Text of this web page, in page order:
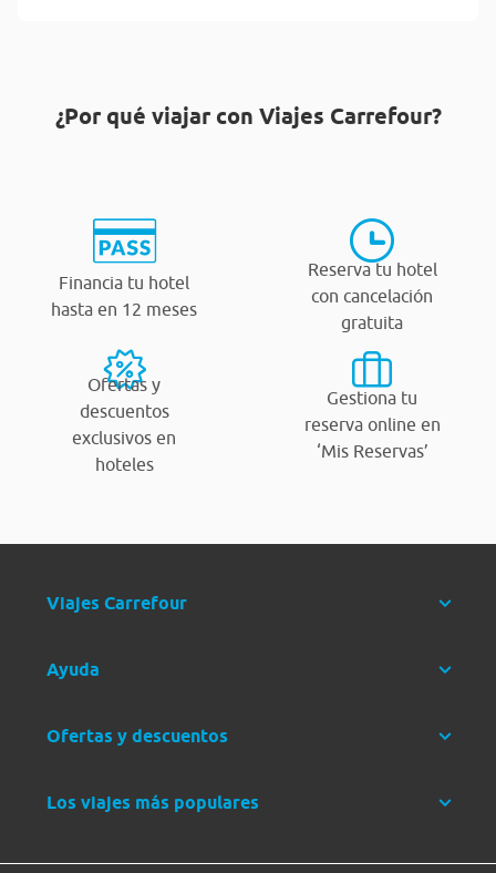
¿Por qué viajar con Viajes Carrefour?
Financia tu hotel
hasta en 12 meses
Reserva tu hotel
con cancelación
gratuita
Ofertas y
descuentos
exclusivos en
hoteles
Gestiona tu
reserva online en
‘Mis Reservas’
Viajes Carrefour
Ayuda
Ofertas y descuentos
Los viajes más populares